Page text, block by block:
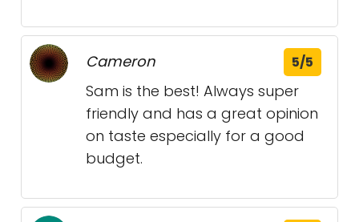
Cameron 5/5
Sam is the best! Always super
friendly and has a great opinion
on taste especially for a good
budget.